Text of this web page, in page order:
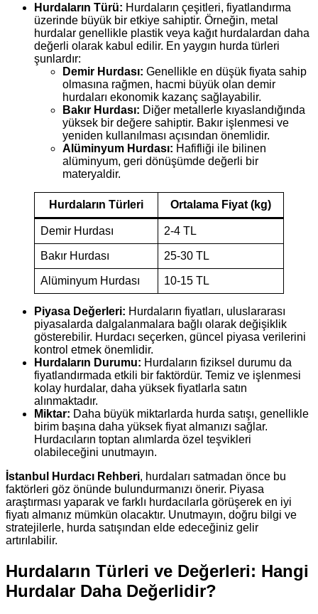
Hurdaların Türü: Hurdaların çeşitleri, fiyatlandırma
üzerinde büyük bir etkiye sahiptir. Örneğin, metal
hurdalar genellikle plastik veya kağıt hurdalardan daha
değerli olarak kabul edilir. En yaygın hurda türleri
şunlardır:
Demir Hurdası: Genellikle en düşük fiyata sahip
olmasına rağmen, hacmi büyük olan demir
hurdaları ekonomik kazanç sağlayabilir.
Bakır Hurdası: Diğer metallerle kıyaslandığında
yüksek bir değere sahiptir. Bakır işlenmesi ve
yeniden kullanılması açısından önemlidir.
Alüminyum Hurdası: Hafifliği ile bilinen
alüminyum, geri dönüşümde değerli bir
materyaldir.
Hurdaların Türleri Ortalama Fiyat (kg)
Demir Hurdası 2-4 TL
Bakır Hurdası 25-30 TL
Alüminyum Hurdası 10-15 TL
Piyasa Değerleri: Hurdaların fiyatları, uluslararası
piyasalarda dalgalanmalara bağlı olarak değişiklik
gösterebilir. Hurdacı seçerken, güncel piyasa verilerini
kontrol etmek önemlidir.
Hurdaların Durumu: Hurdaların fiziksel durumu da
fiyatlandırmada etkili bir faktördür. Temiz ve işlenmesi
kolay hurdalar, daha yüksek fiyatlarla satın
alınmaktadır.
Miktar: Daha büyük miktarlarda hurda satışı, genellikle
birim başına daha yüksek fiyat almanızı sağlar.
Hurdacıların toptan alımlarda özel teşvikleri
olabileceğini unutmayın.
İstanbul Hurdacı Rehberi, hurdaları satmadan önce bu
faktörleri göz önünde bulundurmanızı önerir. Piyasa
araştırması yaparak ve farklı hurdacılarla görüşerek en iyi
fiyatı almanız mümkün olacaktır. Unutmayın, doğru bilgi ve
stratejilerle, hurda satışından elde edeceğiniz gelir
artırılabilir.
Hurdaların Türleri ve Değerleri: Hangi
Hurdalar Daha Değerlidir?